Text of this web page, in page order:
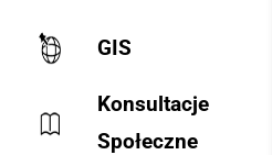
GIS
Konsultacje
Społeczne